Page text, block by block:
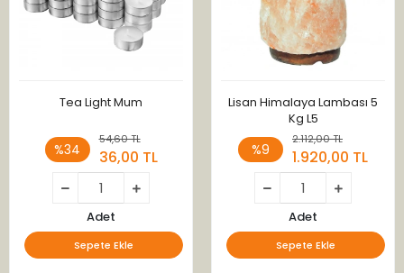
Tea Light Mum
%34
54,60 TL
36,00 TL
Adet
Sepete Ekle
Lisan Himalaya Lambası 5
Kg L5
%9
2.112,00 TL
1.920,00 TL
Adet
Sepete Ekle